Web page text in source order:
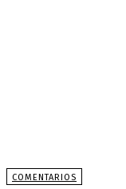
COMENTARIOS